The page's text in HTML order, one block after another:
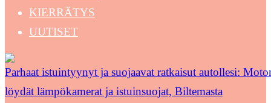
KIERRÄTYS
UUTISET
Parhaat istuintyynyt ja suojaavat ratkaisut autollesi:
löydät lämpökamerat ja istuinsuojat, Biltemasta